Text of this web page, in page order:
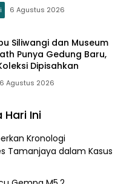
6 Agustus 2026
Siliwangi dan Museum
Punya Gedung Baru,
Dipisahkan
6 Agustus 2026
Hari Ini
Kronologi
Tamanjaya dalam Kasus